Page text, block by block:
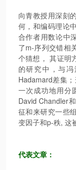
向青教授用深刻
何，和编码理论
合作者用数论中
了m-序列交错相
个猜想， 其证明
的研究中，与
Hadamard差集
一次成功地用分
David Chandler
征和来研究一些
变因子和p-秩, 这
代表文章：